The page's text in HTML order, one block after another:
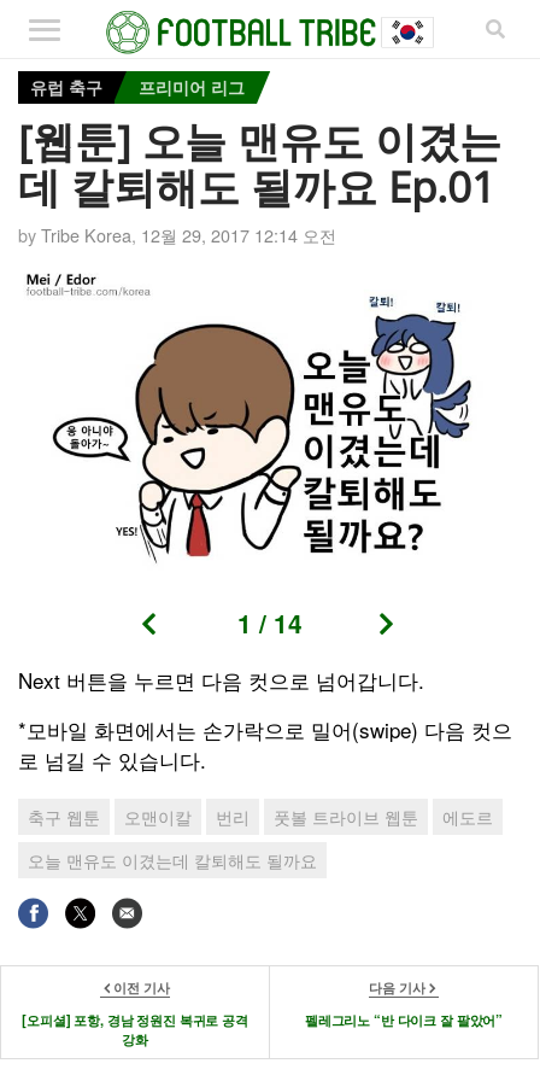
유럽 축구 프리미어 리그
[웹툰] 오늘 맨유도 이겼는
데 칼퇴해도 될까요 Ep.01
byTribe Korea, 12월 29, 2017 12:14 오전
1 / 14
Next 버튼을 누르면 다음 컷으로 넘어갑니다.
*모바일 화면에서는 손가락으로 밀어(swipe) 다음 컷으
로 넘길 수 있습니다.
축구 웹툰 오맨이칼 번리 풋볼 트라이브 웹툰
에도르
오늘 맨유도 이겼는데 칼퇴해도 될까요
이전 기사
[오피셜] 포항, 경남 정원진 복귀로 공격
강화
다음 기사
펠레그리노 “반 다이크 잘 팔았어”